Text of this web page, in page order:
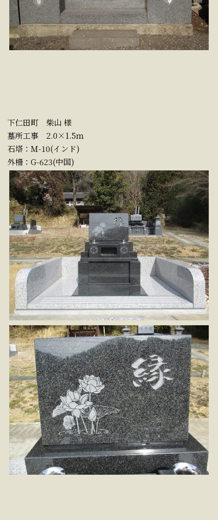
下仁田町 柴山 様
墓所工事 2.0×1.5ｍ
石塔：Ｍ-10(インド)
外柵：G-623(中国)